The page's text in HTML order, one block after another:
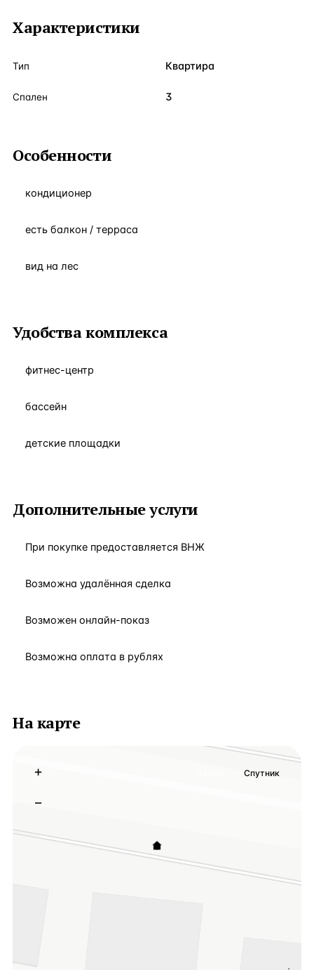
Характеристики
Тип Квартира
Спален 3
Особенности
кондиционер
есть балкон / терраса
вид на лес
Удобства комплекса
фитнес-центр
бассейн
детские площадки
Дополнительные услуги
При покупке предоставляется ВНЖ
Возможна удалённая сделка
Возможен онлайн-показ
Возможна оплата в рублях
На карте
+
−
Спутник